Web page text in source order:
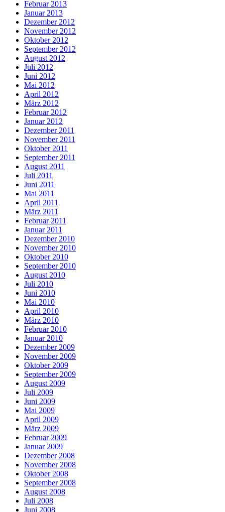
Februar 2013
Januar 2013
Dezember 2012
November 2012
Oktober 2012
September 2012
August 2012
Juli 2012
Juni 2012
Mai 2012
April 2012
März 2012
Februar 2012
Januar 2012
Dezember 2011
November 2011
Oktober 2011
September 2011
August 2011
Juli 2011
Juni 2011
Mai 2011
April 2011
März 2011
Februar 2011
Januar 2011
Dezember 2010
November 2010
Oktober 2010
September 2010
August 2010
Juli 2010
Juni 2010
Mai 2010
April 2010
März 2010
Februar 2010
Januar 2010
Dezember 2009
November 2009
Oktober 2009
September 2009
August 2009
Juli 2009
Juni 2009
Mai 2009
April 2009
März 2009
Februar 2009
Januar 2009
Dezember 2008
November 2008
Oktober 2008
September 2008
August 2008
Juli 2008
Juni 2008